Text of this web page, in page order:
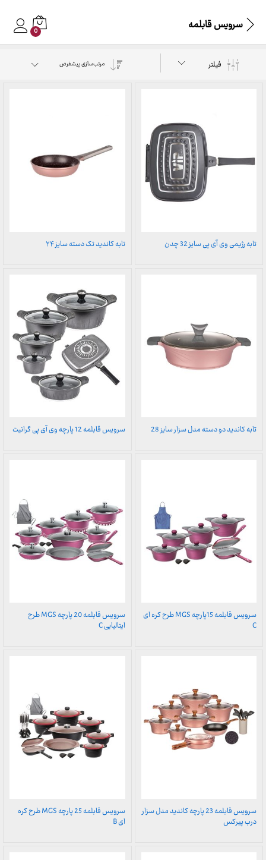
سرویس قابلمه 0
فیلتر مرتب‌سازی پیشفرض
تابه رژیمی وی آی پی سایز 32 چدن تابه کاندید تک دسته سایز ۲۴
تابه کاندید دو دسته مدل سزار سایز 28 سرویس قابلمه 12 پارچه وی آی پی گرانیت
سرویس قابلمه 15پارچه MGS طرح کره ای
C
سرویس قابلمه 20 پارچه MGS طرح
ایتالیایی C
سرویس قابلمه 23 پارچه کاندید مدل سزار
درب پیرکس
سرویس قابلمه 25 پارچه MGS طرح کره
ای B